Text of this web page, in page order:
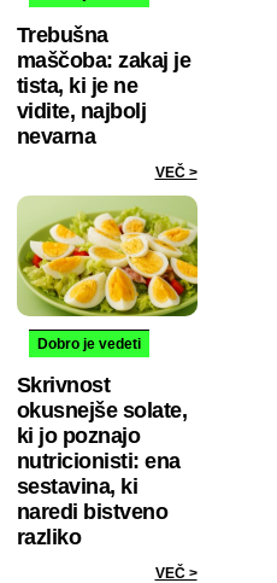
Trebušna
maščoba: zakaj je
tista, ki je ne
vidite, najbolj
nevarna
VEČ >
Dobro je vedeti
Skrivnost
okusnejše solate,
ki jo poznajo
nutricionisti: ena
sestavina, ki
naredi bistveno
razliko
VEČ >